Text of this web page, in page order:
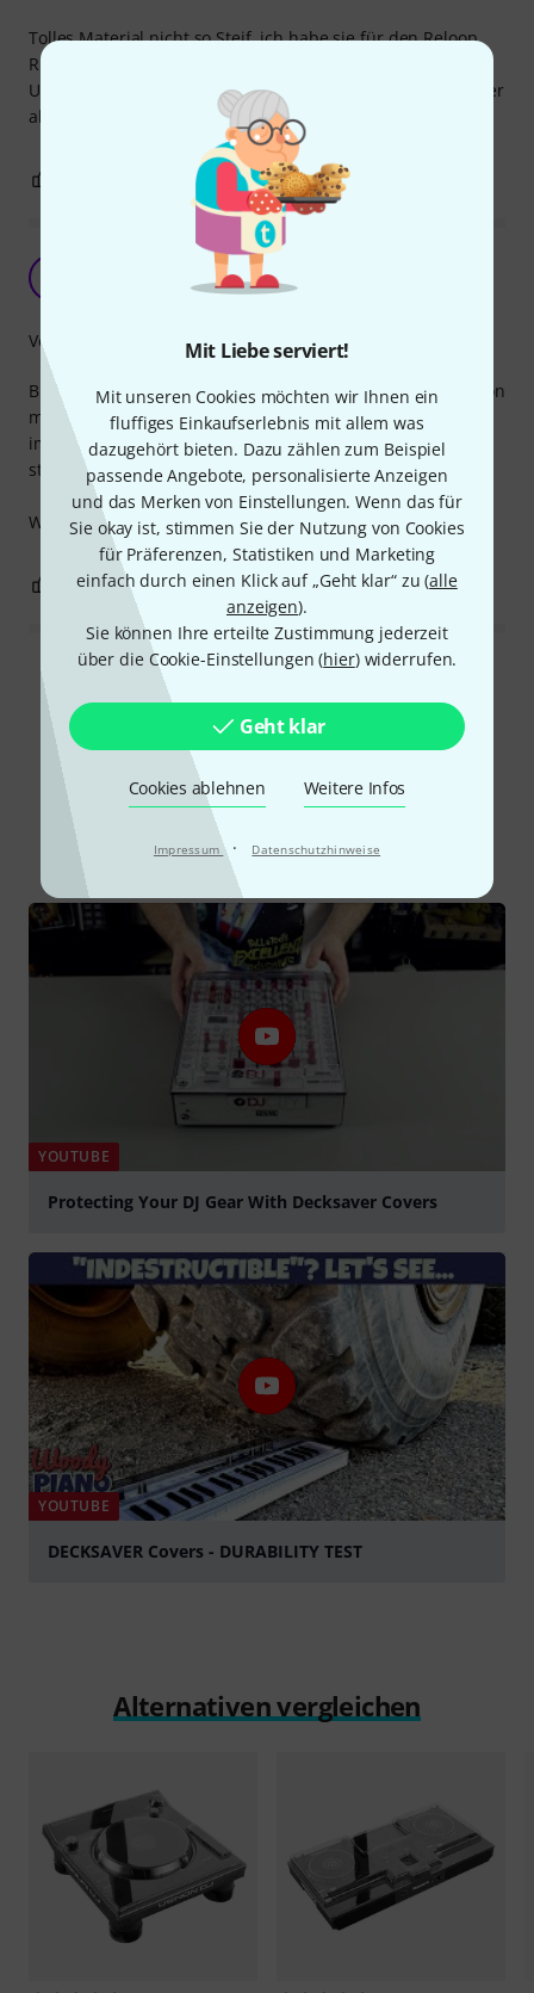
Mit Liebe serviert!
Mit unseren Cookies möchten wir Ihnen ein
fluffiges Einkaufserlebnis mit allem was
dazugehört bieten. Dazu zählen zum Beispiel
passende Angebote, personalisierte Anzeigen
und das Merken von Einstellungen. Wenn das für
Sie okay ist, stimmen Sie der Nutzung von Cookies
für Präferenzen, Statistiken und Marketing
einfach durch einen Klick auf „Geht klar“ zu (alle
anzeigen).
Sie können Ihre erteilte Zustimmung jederzeit
über die Cookie-Einstellungen (hier) widerrufen.
Geht klar
Cookies ablehnen Weitere Infos
Impressum · Datenschutzhinweise
Tolles Material nicht so Steif ,ich habe sie für den Reloop
RP7000 MK2 gekauft.Passt Prima und die umgebördelte
Unterkante schließt mit dem Rand der Plattenspielers super
ab und sitzt so Rutschfest auf dem Deck.
BEWERTUNG MELDEN
Sehr gute Decksaver
Blackpearl81 16.07.2020
Bin ein großer Fan der Decksaver Abdeckungen. Habe schon
mehrere Decksaver Abdeckungen zuhause und würde sie
immer wieder weiterempfehlen. Gute Qualität und absolut
staubfrei, da sie sehr dicht abschließen.
Würde ich mir immer wieder kaufen.
Verarbeitung
0 BEWERTUNG MELDEN
Alle Bewertungen lesen
Schon gewusst?
Alle Videos
YOUTUBE
Protecting Your DJ Gear With Decksaver Covers
YOUTUBE
DECKSAVER Covers - DURABILITY TEST
Alternativen vergleichen